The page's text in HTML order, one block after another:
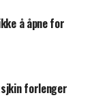
å åpne for
forlenger